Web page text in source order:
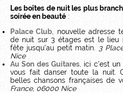
Les boîtes de nuit les plus
soirée en beauté :
Palace Club , nouvelle adresse
de nuit sur 3 étages est le lieu
fête jusqu’au petit matin.
3
Nice
Au Son des Guitares , ici c’est un
vous fait danser toute la nuit.
belles chansons françaises de
France, 06000 Nice